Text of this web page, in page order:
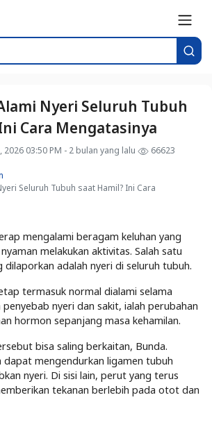
Nyeri Seluruh Tubuh
Cara Mengatasinya
2026 03:50 PM - 2 bulan yang lalu 66623
Seluruh Tubuh saat Hamil? Ini Cara
mengalami beragam keluhan yang
melakukan aktivitas. Salah satu
dilaporkan adalah nyeri di seluruh tubuh.
termasuk normal dialami selama
penyebab nyeri dan sakit, ialah perubahan
hormon sepanjang masa kehamilan.
bisa saling berkaitan, Bunda.
dapat mengendurkan ligamen tubuh
nyeri. Di sisi lain, perut yang terus
tekanan berlebih pada otot dan